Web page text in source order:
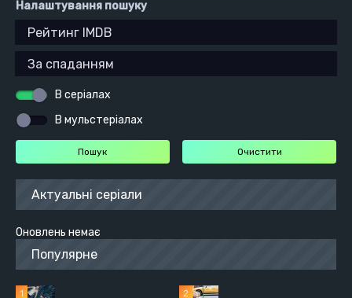
Налаштування пошуку
В серіалах
В мульстеріалах
Актуальні серіали
Оновлень немає
Популярне